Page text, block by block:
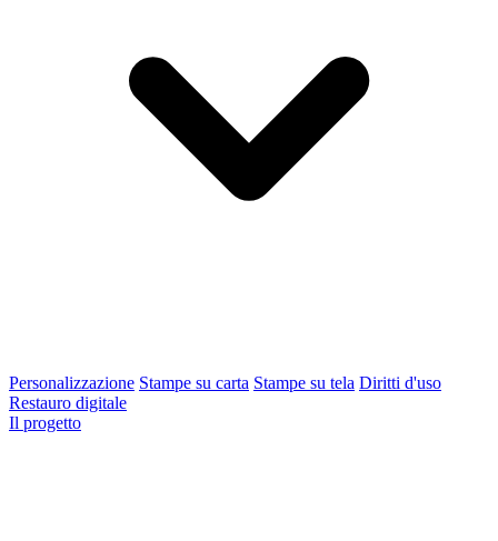
Personalizzazione Stampe su carta Stampe su tela Diritti d'uso
Restauro digitale
Il progetto